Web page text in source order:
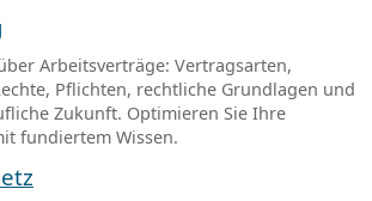
Arbeitsverträge: Vertragsarten,
Pflichten, rechtliche Grundlagen und
Zukunft. Optimieren Sie Ihre
fundiertem Wissen.